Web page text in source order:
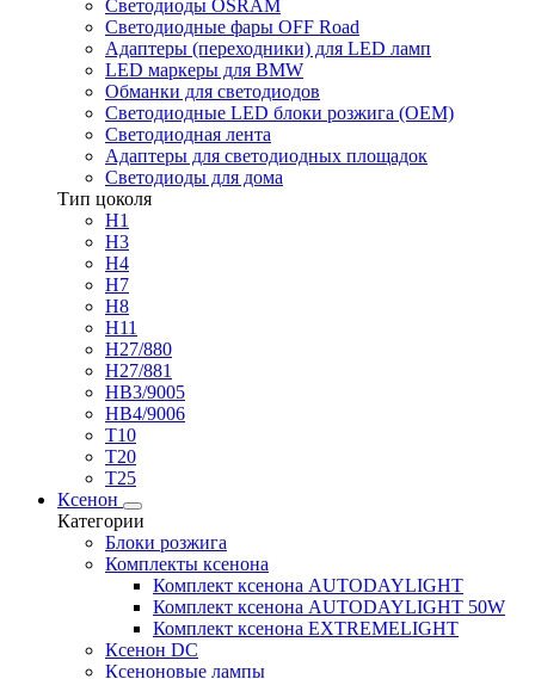
Светодиоды OSRAM
Светодиодные фары OFF Road
Адаптеры (переходники) для LED ламп
LED маркеры для BMW
Обманки для светодиодов
Светодиодные LED блоки розжига (OEM)
Светодиодная лента
Адаптеры для светодиодных площадок
Светодиоды для дома
Тип цоколя
H1
H3
H4
H7
H8
H11
H27/880
H27/881
HB3/9005
HB4/9006
T10
T20
T25
Ксенон
Категории
Блоки розжига
Комплекты ксенона
Комплект ксенона AUTODAYLIGHT
Комплект ксенона AUTODAYLIGHT 50W
Комплект ксенона EXTREMELIGHT
Ксенон DC
Ксеноновые лампы